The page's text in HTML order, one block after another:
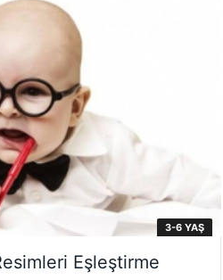
3-6 YAŞ
Eşleştirme